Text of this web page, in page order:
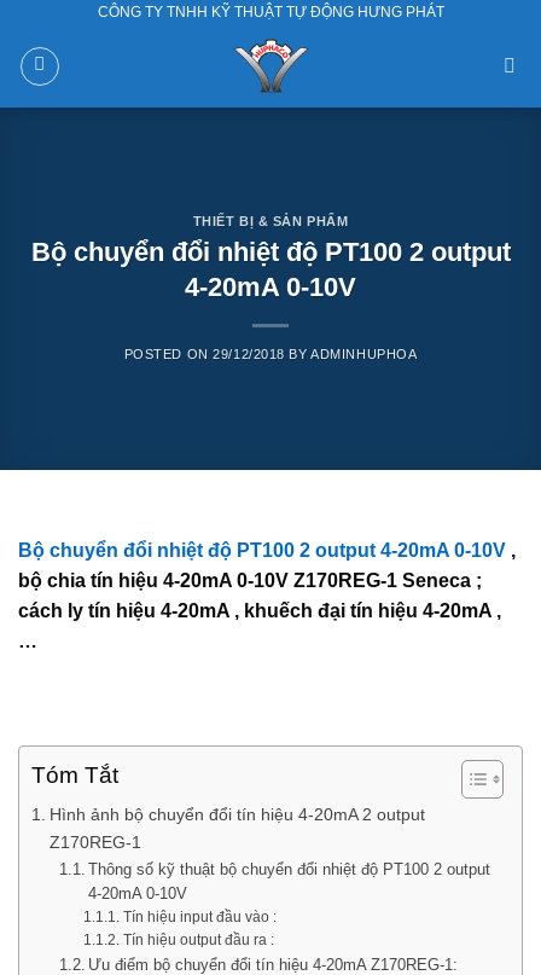
content
CÔNG TY TNHH KỸ THUẬT TỰ ĐỘNG HƯNG PHÁT
THIẾT BỊ & SẢN PHẨM
Bộ chuyển đổi nhiệt độ PT100 2 output
4-20mA 0-10V
POSTED ON29/12/2018 BYADMINHUPHOA
Bộ chuyển đổi nhiệt độ PT100 2 output 4-20mA 0-10V ,
bộ chia tín hiệu 4-20mA 0-10V Z170REG-1 Seneca ;
cách ly tín hiệu 4-20mA , khuếch đại tín hiệu 4-20mA ,
…
Tóm Tắt
Hình ảnh bộ chuyển đổi tín hiệu 4-20mA 2 output
Z170REG-1
Thông số kỹ thuật bộ chuyển đổi nhiệt độ PT100 2 output
4-20mA 0-10V
Tín hiệu input đầu vào :
Tín hiệu output đầu ra :
Ưu điểm bộ chuyển đổi tín hiệu 4-20mA Z170REG-1: